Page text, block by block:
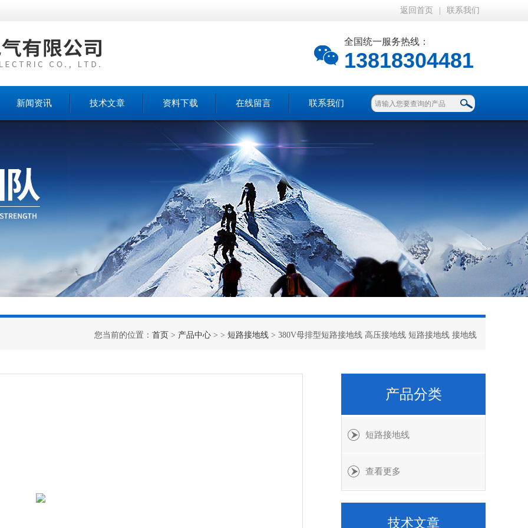
返回首页 联系我们
全国统一服务热线：
13818304481
新闻资讯 技术文章 资料下载 在线留言 联系我们
您当前的位置： 首页 > 产品中心 > > 短路接地线 > 380V母排型短路接地线 高压接地线 短路接地线 接地线
产品分类
短路接地线
查看更多
技术文章